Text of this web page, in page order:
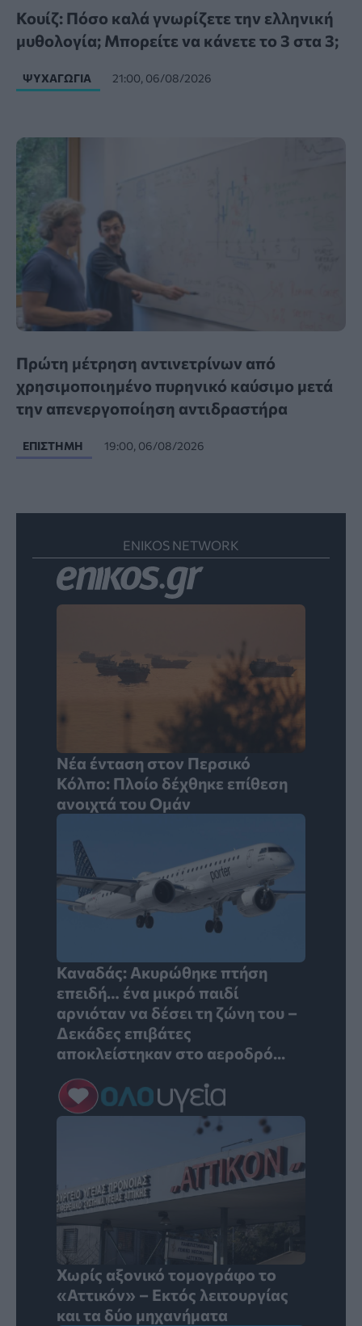
Κουίζ: Πόσο καλά γνωρίζετε την ελληνική
μυθολογία; Μπορείτε να κάνετε το 3 στα 3;
ΨΥΧΑΓΩΓΊΑ 21:00, 06/08/2026
Πρώτη μέτρηση αντινετρίνων από
χρησιμοποιημένο πυρηνικό καύσιμο μετά
την απενεργοποίηση αντιδραστήρα
ΕΠΙΣΤΉΜΗ 19:00, 06/08/2026
ENIKOS NETWORK
Νέα ένταση στον Περσικό
Κόλπο: Πλοίο δέχθηκε επίθεση
ανοιχτά του Ομάν
Καναδάς: Ακυρώθηκε πτήση
επειδή… ένα μικρό παιδί
αρνιόταν να δέσει τη ζώνη του –
Δεκάδες επιβάτες
αποκλείστηκαν στο αεροδρό...
Χωρίς αξονικό τομογράφο το
«Αττικόν» – Εκτός λειτουργίας
και τα δύο μηχανήματα